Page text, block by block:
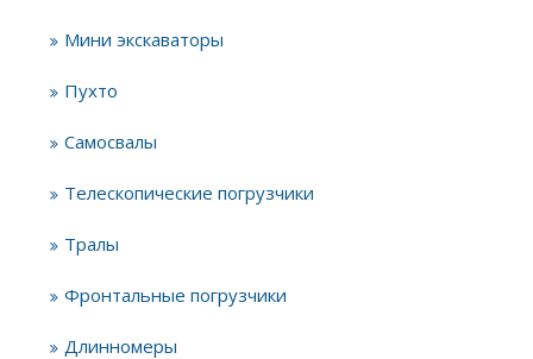
Мини экскаваторы
Пухто
Самосвалы
Телескопические погрузчики
Тралы
Фронтальные погрузчики
Длинномеры